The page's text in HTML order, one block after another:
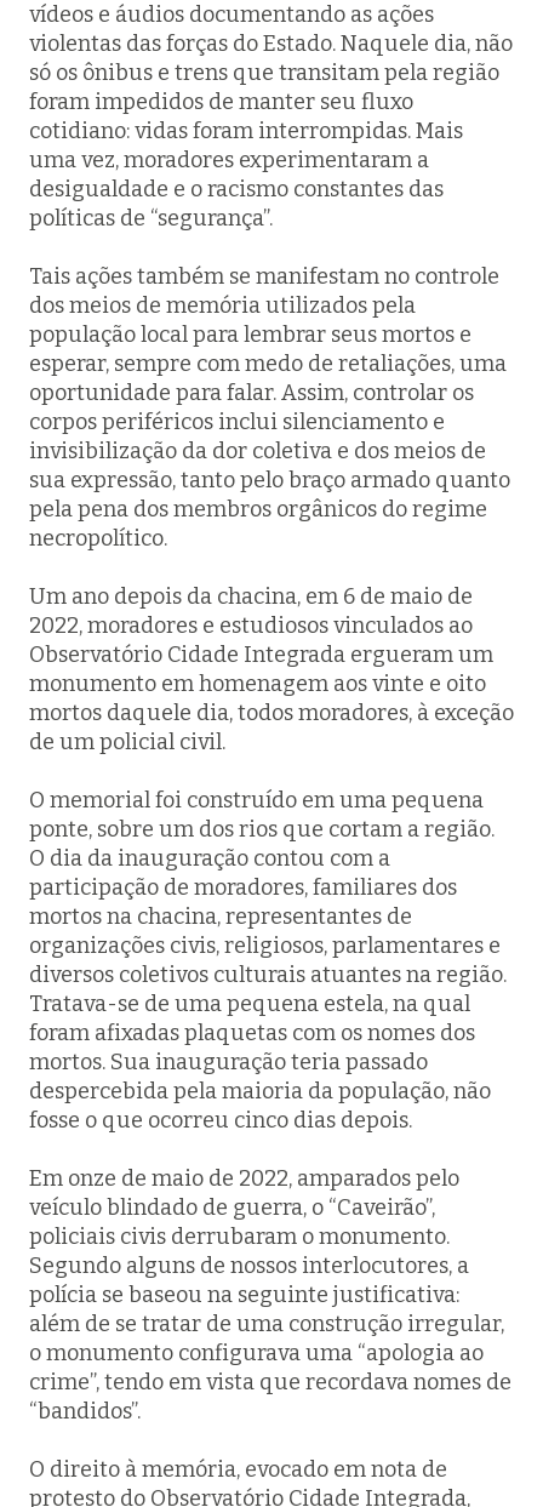
vídeos e áudios documentando as ações
violentas das forças do Estado. Naquele dia, não
só os ônibus e trens que transitam pela região
foram impedidos de manter seu fluxo
cotidiano: vidas foram interrompidas. Mais
uma vez, moradores experimentaram a
desigualdade e o racismo constantes das
políticas de “segurança”.
Tais ações também se manifestam no controle
dos meios de memória utilizados pela
população local para lembrar seus mortos e
esperar, sempre com medo de retaliações, uma
oportunidade para falar. Assim, controlar os
corpos periféricos inclui silenciamento e
invisibilização da dor coletiva e dos meios de
sua expressão, tanto pelo braço armado quanto
pela pena dos membros orgânicos do regime
necropolítico.
Um ano depois da chacina, em 6 de maio de
2022, moradores e estudiosos vinculados ao
Observatório Cidade Integrada ergueram um
monumento em homenagem aos vinte e oito
mortos daquele dia, todos moradores, à exceção
de um policial civil.
O memorial foi construído em uma pequena
ponte, sobre um dos rios que cortam a região.
O dia da inauguração contou com a
participação de moradores, familiares dos
mortos na chacina, representantes de
organizações civis, religiosos, parlamentares e
diversos coletivos culturais atuantes na região.
Tratava-se de uma pequena estela, na qual
foram afixadas plaquetas com os nomes dos
mortos. Sua inauguração teria passado
despercebida pela maioria da população, não
fosse o que ocorreu cinco dias depois.
Em onze de maio de 2022, amparados pelo
veículo blindado de guerra, o “Caveirão”,
policiais civis derrubaram o monumento.
Segundo alguns de nossos interlocutores, a
polícia se baseou na seguinte justificativa:
além de se tratar de uma construção irregular,
o monumento configurava uma “apologia ao
crime”, tendo em vista que recordava nomes de
“bandidos”.
O direito à memória, evocado em nota de
protesto do Observatório Cidade Integrada,